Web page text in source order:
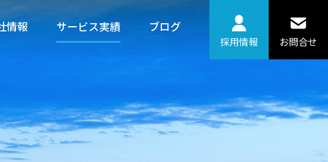
情報 サービス実績 ブログ
採用情報 お問合せ